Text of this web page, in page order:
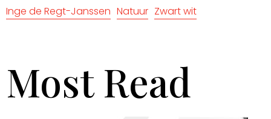
Inge de Regt-Janssen Natuur Zwart wit
Most Read